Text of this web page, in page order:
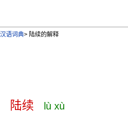
汉语词典> 陆续的解释
陆续 lù xù